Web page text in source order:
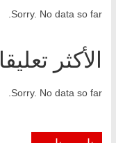
Sorry. No data so far.
الأكثر تعليقا
Sorry. No data so far.